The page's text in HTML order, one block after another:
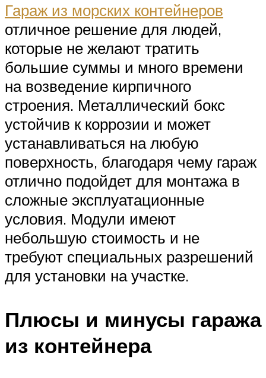
Гараж из морских контейнеров
отличное решение для людей,
которые не желают тратить
большие суммы и много времени
на возведение кирпичного
строения. Металлический бокс
устойчив к коррозии и может
устанавливаться на любую
поверхность, благодаря чему гараж
отлично подойдет для монтажа в
сложные эксплуатационные
условия. Модули имеют
небольшую стоимость и не
требуют специальных разрешений
для установки на участке.
Плюсы и минусы гаража
из контейнера